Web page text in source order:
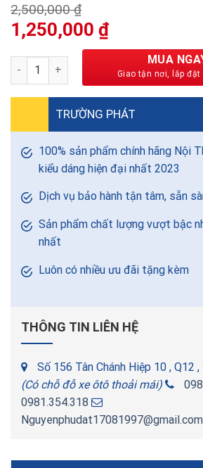
2,500,000₫
Giá
gốc
là:
2,500,000 ₫.
1,250,000 ₫Giá
tại
là:
1,250,000 ₫.
Ghế Xoay Da Chân Mạ Lưng Cao –
MUA
TRƯỜNG PHÁT
100% sản phẩm chính hãng Nội
kiểu dáng hiện đại nhất 2023
Dịch vụ bảo hành tận tâm, sẵn
Sản phẩm chất lượng vượt bậc
nhất
Luôn có nhiều ưu đãi tặng kèm
THÔNG TIN LIÊN HỆ
Số 156 Tân Chánh Hiệp 10 , Q12
(Có chỗ đỗ xe ôtô thoải mái)
0981.354.318
Nguyenphudat17081997@gmail.com